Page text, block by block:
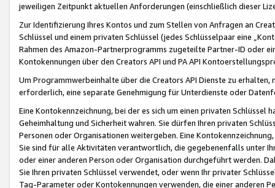
jeweiligen Zeitpunkt aktuellen Anforderungen (einschließlich dieser
Zur Identifizierung Ihres Kontos und zum Stellen von Anfragen an
Schlüssel und einem privaten Schlüssel (jedes Schlüsselpaar eine
Rahmen des Amazon-Partnerprogramms zugeteilte Partner-ID oder
Kontokennungen über den Creators API und PA API
Um Programmwerbeinhalte über die Creators API Dienste zu
erforderlich, eine separate Genehmigung für Unterdienste oder
Eine Kontokennzeichnung, bei der es sich um einen privaten
Geheimhaltung und Sicherheit wahren. Sie dürfen Ihren privaten
Personen oder Organisationen weitergeben. Eine
Sie sind für alle Aktivitäten verantwortlich, die gegebenenfalls unter
oder einer anderen Person oder Organisation durchgeführt werden.
Sie Ihren privaten Schlüssel verwendet, oder wenn Ihr privater
Tag-Parameter oder Kontokennungen verwenden, die einer anderen